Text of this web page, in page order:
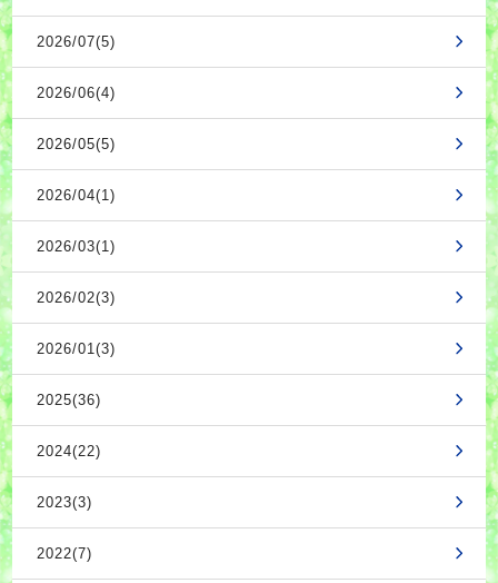
2026/07(5)
2026/06(4)
2026/05(5)
2026/04(1)
2026/03(1)
2026/02(3)
2026/01(3)
2025(36)
2024(22)
2023(3)
2022(7)